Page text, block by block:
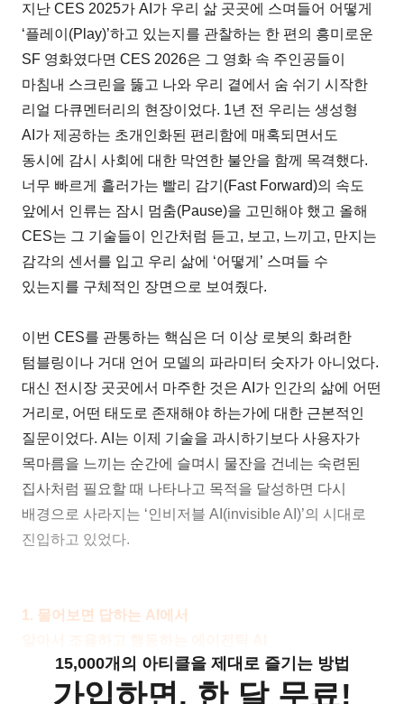
지난 CES 2025가 AI가 우리 삶 곳곳에 스며들어 어떻게
‘플레이(Play)’하고 있는지를 관찰하는 한 편의 흥미로운
SF 영화였다면 CES 2026은 그 영화 속 주인공들이
마침내 스크린을 뚫고 나와 우리 곁에서 숨 쉬기 시작한
리얼 다큐멘터리의 현장이었다. 1년 전 우리는 생성형
AI가 제공하는 초개인화된 편리함에 매혹되면서도
동시에 감시 사회에 대한 막연한 불안을 함께 목격했다.
너무 빠르게 흘러가는 빨리 감기(Fast Forward)의 속도
앞에서 인류는 잠시 멈춤(Pause)을 고민해야 했고 올해
CES는 그 기술들이 인간처럼 듣고, 보고, 느끼고, 만지는
감각의 센서를 입고 우리 삶에 ‘어떻게’ 스며들 수
있는지를 구체적인 장면으로 보여줬다.
이번 CES를 관통하는 핵심은 더 이상 로봇의 화려한
텀블링이나 거대 언어 모델의 파라미터 숫자가 아니었다.
대신 전시장 곳곳에서 마주한 것은 AI가 인간의 삶에 어떤
거리로, 어떤 태도로 존재해야 하는가에 대한 근본적인
질문이었다. AI는 이제 기술을 과시하기보다 사용자가
목마름을 느끼는 순간에 슬며시 물잔을 건네는 숙련된
집사처럼 필요할 때 나타나고 목적을 달성하면 다시
배경으로 사라지는 ‘인비저블 AI(invisible AI)’의 시대로
진입하고 있었다.
1. 물어보면 답하는 AI에서
15,000개의 아티클을 제대로 즐기는 방법
가입하면, 한 달 무료!